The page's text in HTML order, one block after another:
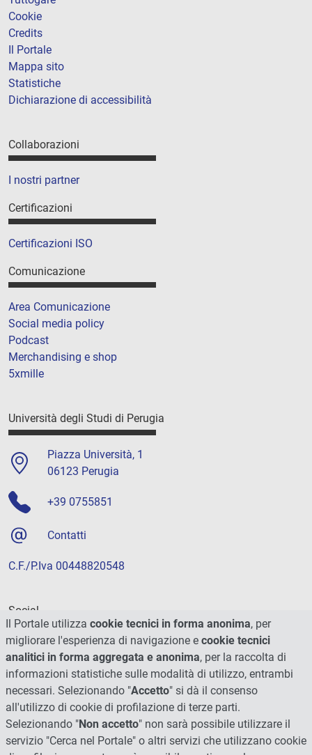
Cookie
Credits
Il Portale
Mappa sito
Statistiche
Dichiarazione di accessibilità
Collaborazioni
I nostri partner
Certificazioni
Certificazioni ISO
Comunicazione
Area Comunicazione
Social media policy
Podcast
Merchandising e shop
5xmille
Università degli Studi di Perugia
Piazza Università, 1
06123 Perugia
+39 0755851
Contatti
C.F./P.Iva 00448820548
Social
Il Portale utilizza cookie tecnici in forma anonima, per
migliorare l'esperienza di navigazione e cookie tecnici
analitici in forma aggregata e anonima, per la raccolta di
informazioni statistiche sulle modalità di utilizzo, entrambi
necessari. Selezionando "Accetto" si dà il consenso
all'utilizzo di cookie di profilazione di terze parti.
Selezionando "Non accetto" non sarà possibile utilizzare il
servizio "Cerca nel Portale" o altri servizi che utilizzano cookie